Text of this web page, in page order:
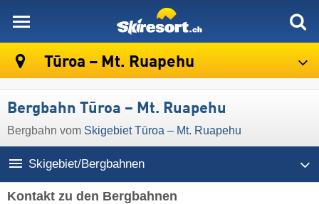
Tūroa – Mt. Ruapehu
Bergbahn Tūroa – Mt. Ruapehu
Bergbahn vom Skigebiet Tūroa – Mt. Ruapehu
Skigebiet/Bergbahnen
Kontakt zu den Bergbahnen